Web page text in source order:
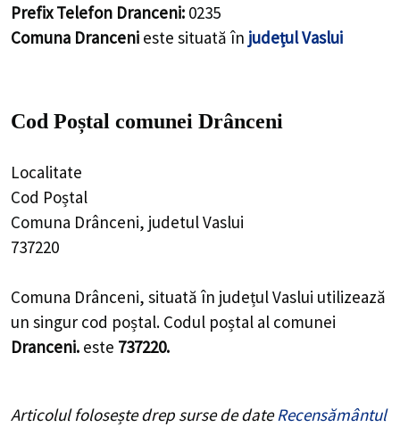
Prefix Telefon Dranceni: 0235
Comuna Dranceni este situată în județul Vaslui
Cod Poștal comunei Drânceni
Localitate
Cod Poștal
Comuna Drânceni, judetul Vaslui
737220
Comuna Drânceni, situată în județul Vaslui utilizează
un singur cod poștal. Codul poștal al comunei
Dranceni. este 737220.
Articolul folosește drep surse de dateRecensământul